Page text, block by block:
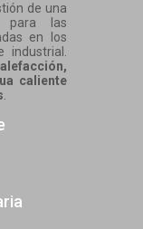
de una
para las
en los
industrial.
caliente
.